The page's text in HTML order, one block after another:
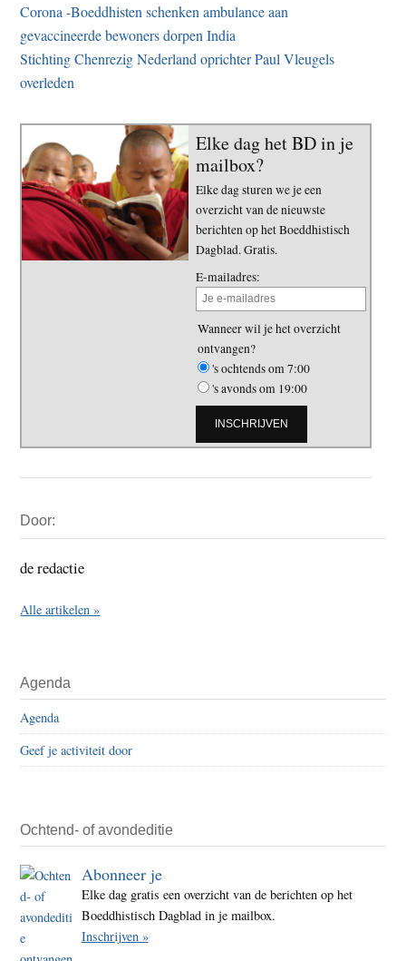
Corona -Boeddhisten schenken ambulance aan
gevaccineerde bewoners dorpen India
Stichting Chenrezig Nederland oprichter Paul Vleugels
overleden
Elke dag het BD in je
mailbox?
Elke dag sturen we je een
overzicht van de nieuwste
berichten op het Boeddhistisch
Dagblad. Gratis.
E-mailadres:
Wanneer wil je het overzicht
ontvangen?
's ochtends om 7:00
's avonds om 19:00
Sidebar
Door:
de redactie
Alle artikelen »
Agenda
Agenda
Geef je activiteit door
Ochtend- of avondeditie
Abonneer je
Elke dag gratis een overzicht van de berichten op het
Boeddhistisch Dagblad in je mailbox.
Inschrijven »